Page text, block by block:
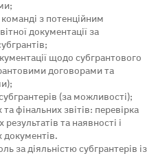
з потенційним
документації за
щодо субгрантового
договорами та
(за можливості);
фінальних звітів: перевірка
та наявності і
за діяльністю субгрантерів із